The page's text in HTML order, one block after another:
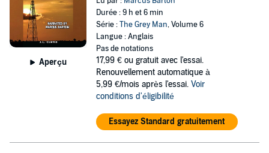
Aperçu
Durée : 9 h et 6 min
Série :The Grey Man, Volume 6
Langue : Anglais
Pas de notations
17,99 € ou gratuit avec l'essai.
Renouvellement automatique à
5,99 €/mois après l'essai. Voir
conditions d'éligibilité
Essayez Standard gratuitement